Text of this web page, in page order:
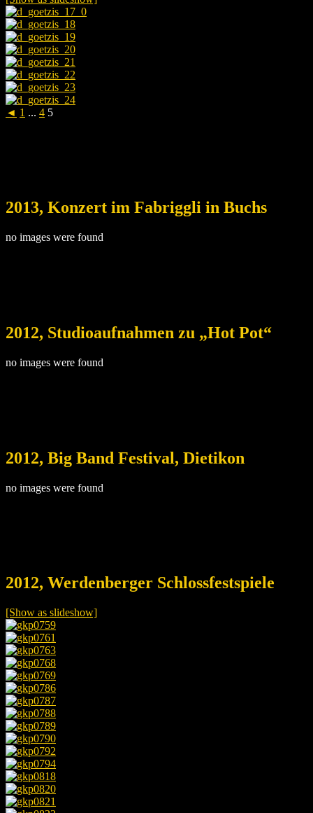
◄ 1 ... 4 5
2013, Konzert im Fabriggli in Buchs
no images were found
2012, Studioaufnahmen zu „Hot Pot“
no images were found
2012, Big Band Festival, Dietikon
no images were found
2012, Werdenberger Schlossfestspiele
[Show as slideshow]